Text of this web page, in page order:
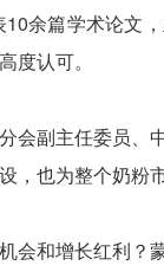
余篇学术论文
度认可。
会副主任委员、
也为整个奶粉
会和增长红利？